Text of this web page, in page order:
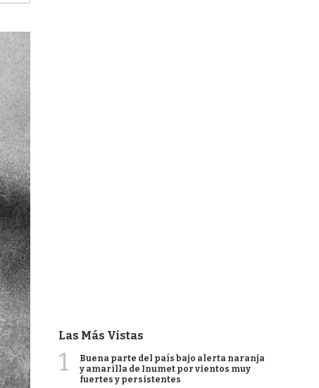
Las Más Vistas
1
Buena parte del país bajo alerta naranja
y amarilla de Inumet por vientos muy
fuertes y persistentes